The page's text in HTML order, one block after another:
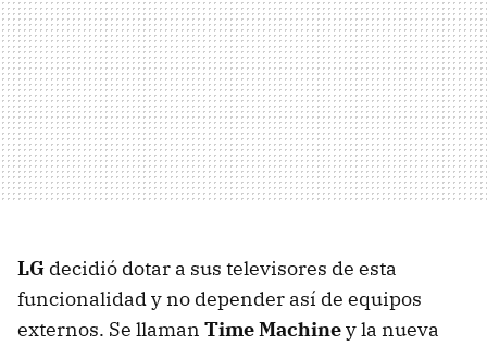
LG decidió dotar a sus televisores de esta
funcionalidad y no depender así de equipos
externos. Se llaman Time Machiney la nueva